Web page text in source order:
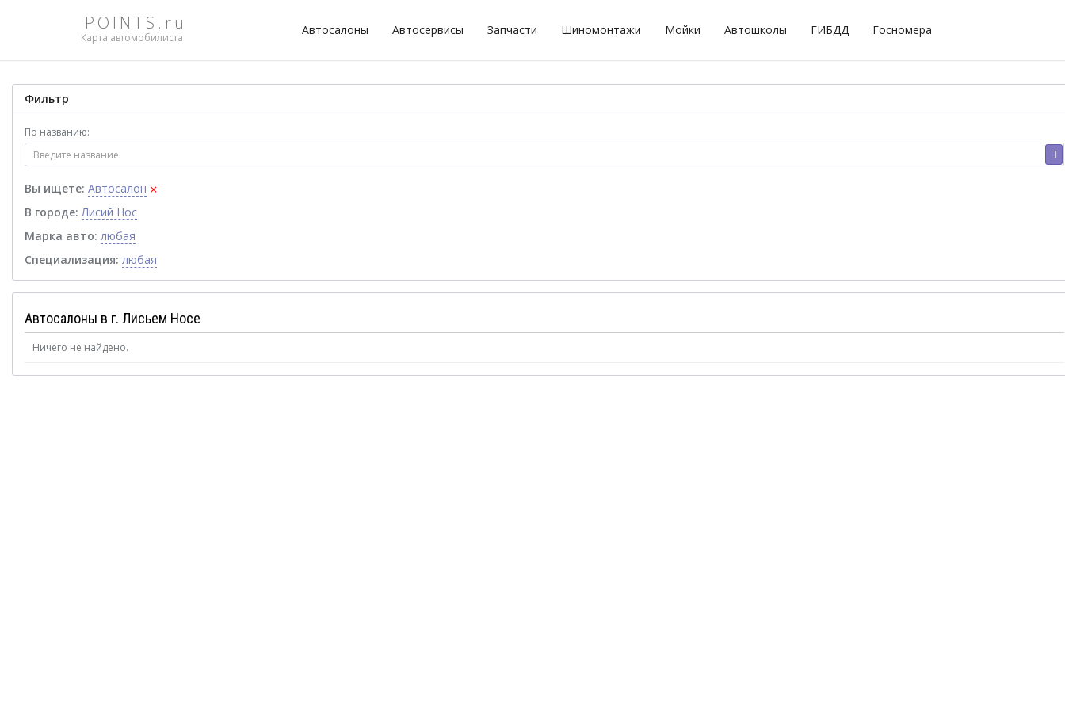
POINTS.ru
Карта автомобилиста
Автосалоны Автосервисы Запчасти Шиномонтажи Мойки Автошколы ГИБДД Госномера
Фильтр
По названию:
Вы ищете: Автосалон ×
В городе: Лисий Нос
Марка авто: любая
Специализация: любая
Автосалоны в г. Лисьем Носе
Ничего не найдено.